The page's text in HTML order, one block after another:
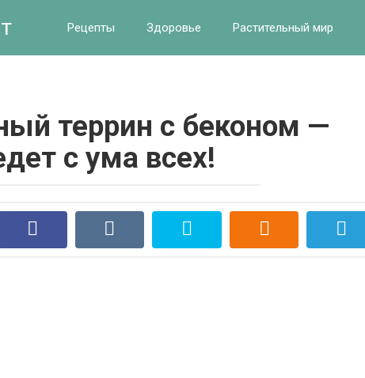
Рецепты Здоровье Растительный мир
террин с беконом —
с ума всех!